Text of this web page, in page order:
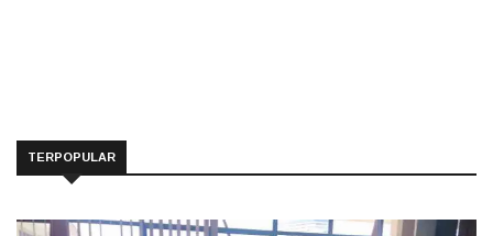
TERPOPULAR